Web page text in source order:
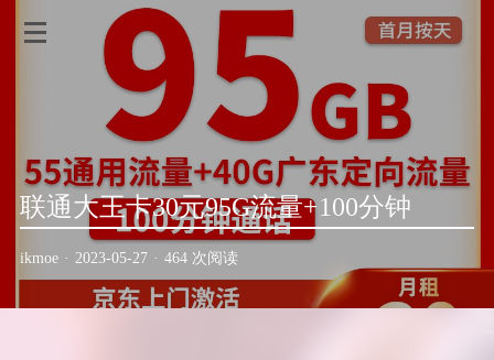
联通大王卡30元95G流量+100分钟
ikmoe · 2023-05-27 · 464 次阅读